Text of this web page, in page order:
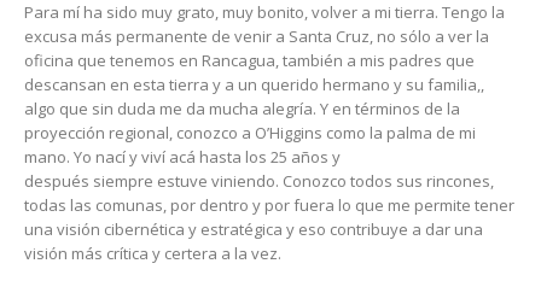
Para mí ha sido muy grato, muy bonito, volver a mi tierra. Tengo la
excusa más permanente de venir a Santa Cruz, no sólo a ver la
oficina que tenemos en Rancagua, también a mis padres que
descansan en esta tierra y a un querido hermano y su familia,,
algo que sin duda me da mucha alegría. Y en términos de la
proyección regional, conozco a O’Higgins como la palma de mi
mano. Yo nací y viví acá hasta los 25 años y
después siempre estuve viniendo. Conozco todos sus rincones,
todas las comunas, por dentro y por fuera lo que me permite tener
una visión cibernética y estratégica y eso contribuye a dar una
visión más crítica y certera a la vez.